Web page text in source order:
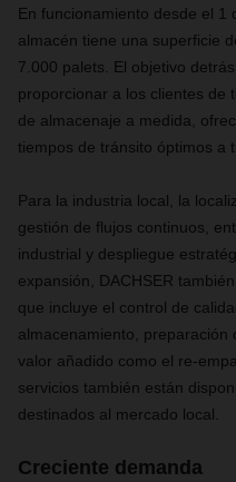
En funcionamiento desde el 1
almacén tiene una superficie
7.000 palets. El objetivo
proporcionar a los clientes de
de almacenaje a medida,
tiempos de tránsito óptimos a
Para la industria local, la
gestión de flujos continuos,
industrial y despliegue
expansión, DACHSER
que incluye el control de
almacenamiento, preparación
valor añadido como el re-
servicios también están
destinados al mercado local.
Creciente demanda